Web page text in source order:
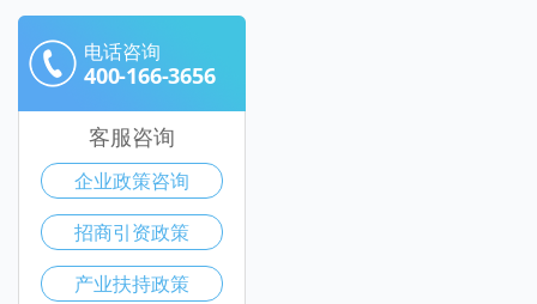
电话咨询
400-166-3656
客服咨询
企业政策咨询
招商引资政策
产业扶持政策